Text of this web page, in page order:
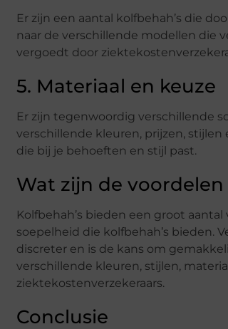
Er zijn een aantal kolfbehah’s die
naar de verschillende modellen die
vergoedt door
5. Materiaal en keuze
Er zijn tegenwoordig verschillende
verschillende kleuren, prijzen,
die bij je behoeften en stijl past.
Wat zijn de
Kolfbehah’s bieden een groot
soepelheid die kolfbehah’s bieden.
discreter en is de kans om
verschillende kleuren, stijlen,
ziektekostenverzekeraars.
Conclusie